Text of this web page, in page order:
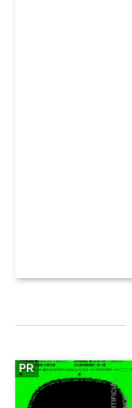
PR